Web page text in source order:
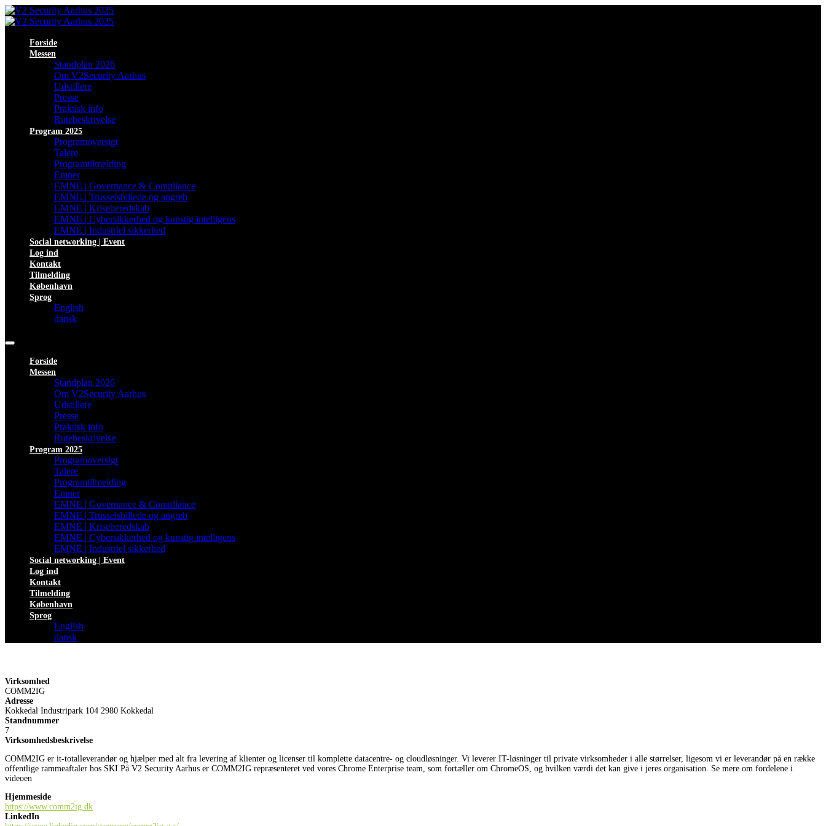
Forside
Messen
Standplan 2026
Om V2Security Aarhus
Udstillere
Presse
Praktisk info
Rutebeskrivelse
Program 2025
Programoversigt
Talere
Programtilmelding
Emner
EMNE | Governance & Compliance
EMNE | Trusselsbillede og angreb
EMNE | Kriseberedskab
EMNE | Cybersikkerhed og kunstig intelligens
EMNE | Industriel sikkerhed
Social networking | Event
Log ind
Kontakt
Tilmelding
København
Sprog
English
dansk
Forside
Messen
Standplan 2026
Om V2Security Aarhus
Udstillere
Presse
Praktisk info
Rutebeskrivelse
Program 2025
Programoversigt
Talere
Programtilmelding
Emner
EMNE | Governance & Compliance
EMNE | Trusselsbillede og angreb
EMNE | Kriseberedskab
EMNE | Cybersikkerhed og kunstig intelligens
EMNE | Industriel sikkerhed
Social networking | Event
Log ind
Kontakt
Tilmelding
København
Sprog
English
dansk
Virksomhed
COMM2IG
Adresse
Kokkedal Industripark 104 2980 Kokkedal
Standnummer
7
Virksomhedsbeskrivelse
COMM2IG er it-totalleverandør og hjælper med alt fra levering af klienter og licenser til komplette datacentre- og cloudløsninger. Vi leverer IT-løsninger til private virksomheder i alle størrelser, ligesom vi er leverandør på en række
offentlige rammeaftaler hos SKI.På V2 Security Aarhus er COMM2IG repræsenteret ved vores Chrome Enterprise team, som fortæller om ChromeOS, og hvilken værdi det kan give i jeres organisation. Se mere om fordelene i
videoen
Hjemmeside
https://www.comm2ig.dk
LinkedIn